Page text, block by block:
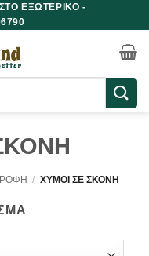
ΕΞΩΤΕΡΙΚΟ -
/ ΧΥΜΟΙ ΣΕ ΣΚΟΝΗ